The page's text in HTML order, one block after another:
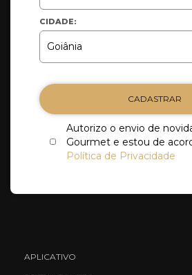
CIDADE:
CADASTRAR
Autorizo o envio de
Gourmet e estou de
Política de Privacidade
APLICATIVO